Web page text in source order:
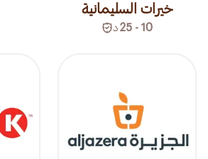
خيرات السليمانية
10 - 25 د